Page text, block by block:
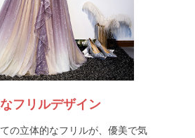
フリルデザイン
の立体的なフリルが、優美で気